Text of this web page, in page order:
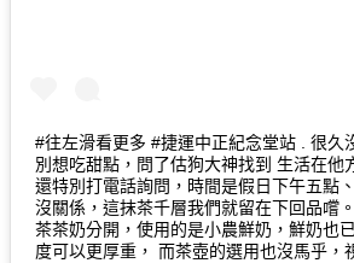
#往左滑看更多 #捷運中正紀念堂站 . 很久
別想吃甜點，問了估狗大神找到 生活在他
還特別打電話詢問，時間是假日下午五點
沒關係，這抹茶千層我們就留在下回品
茶茶奶分開，使用的是小農鮮奶，鮮奶也
度可以更厚重， 而茶壺的選用也沒馬乎